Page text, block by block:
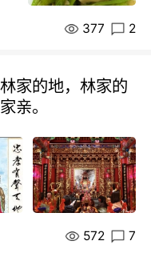
377 2
家的地，林家的
亲。
572 7